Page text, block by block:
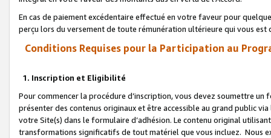
En cas de paiement excédentaire effectué en votre faveur pour
perçu lors du versement de toute rémunération ultérieure qui vous est
Conditions Requises pour la Participation au
1. Inscription et Eligibilité
Pour commencer la procédure d’inscription, vous devez soumettre
présenter des contenus originaux et être accessible au grand public
votre Site(s) dans le formulaire d’adhésion. Le contenu original
transformations significatifs de tout matériel que vous incluez. Nous